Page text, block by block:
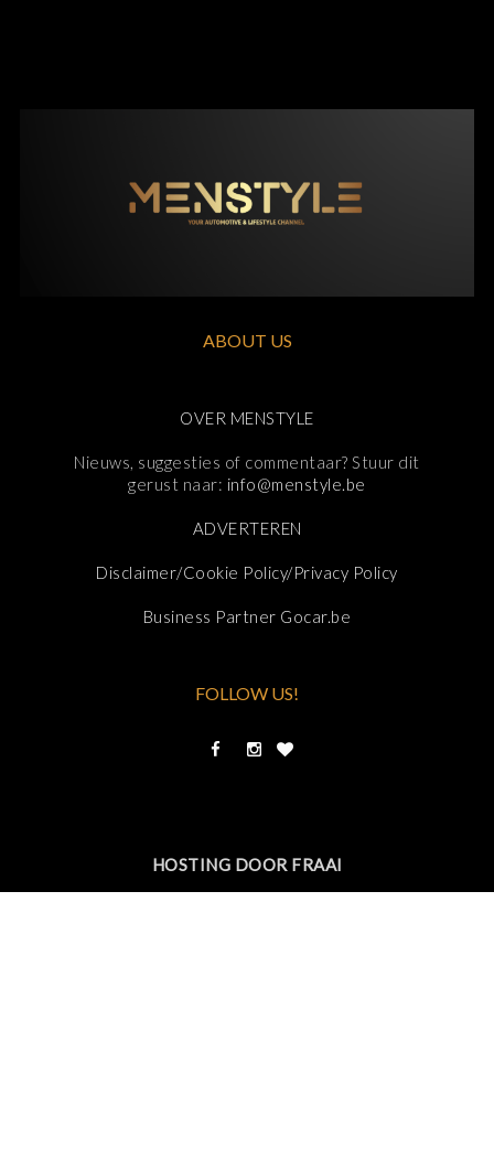
ABOUT US
OVER MENSTYLE
Nieuws, suggesties of commentaar? Stuur dit
gerust naar: info@menstyle.be
ADVERTEREN
Disclaimer/Cookie Policy/Privacy Policy
Business Partner Gocar.be
FOLLOW US!
HOSTING DOOR FRAAI